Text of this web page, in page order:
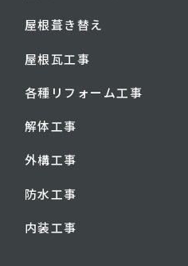
屋根葺き替え
屋根瓦工事
各種リフォーム工事
解体工事
外構工事
防水工事
内装工事